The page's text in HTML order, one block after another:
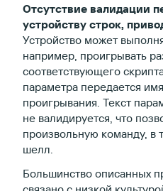
Отсутствие валидации
устройству строк,
Устройство может
например, проигрывать
соответствующего
параметра передается
проигрывания. Текст
не валидируется, что
произвольную команду, в
шелл.
Большинство описанных